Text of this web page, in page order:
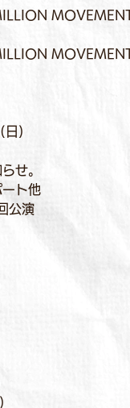
日)
せ。
ト他
公演